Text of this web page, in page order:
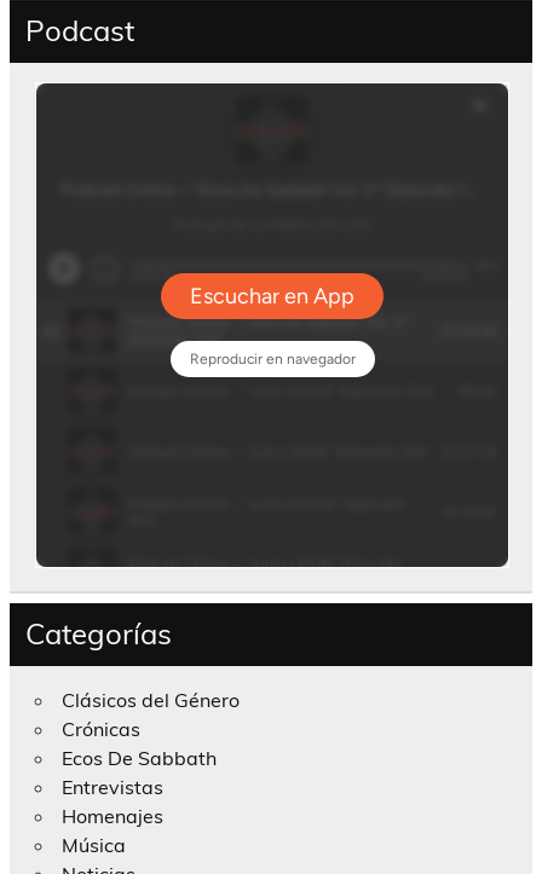
Podcast
Categorías
Clásicos del Género
Crónicas
Ecos De Sabbath
Entrevistas
Homenajes
Música